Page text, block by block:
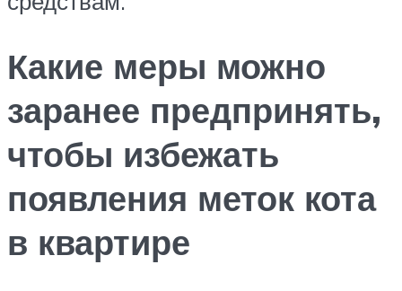
Какие меры можно
заранее предпринять,
чтобы избежать
появления меток кота
в квартире